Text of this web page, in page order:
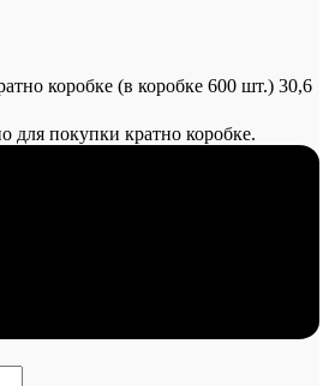
коробке (в коробке 600 шт.) 30,6
для покупки кратно коробке.